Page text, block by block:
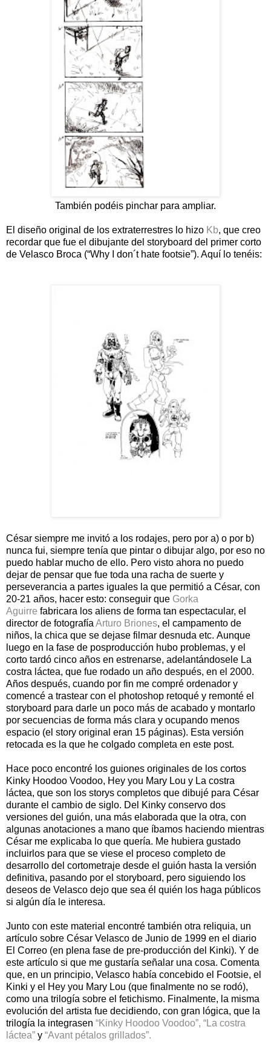
También podéis pinchar para ampliar.
El diseño original de los extraterrestres lo hizo Kb, que creo
recordar que fue el dibujante del storyboard del primer corto
de Velasco Broca (“Why I don´t hate footsie”). Aquí lo tenéis:
César siempre me invitó a los rodajes, pero por a) o por b)
nunca fui, siempre tenía que pintar o dibujar algo, por eso no
puedo hablar mucho de ello. Pero visto ahora no puedo
dejar de pensar que fue toda una racha de suerte y
perseverancia a partes iguales la que permitió a César, con
20-21 años, hacer esto: conseguir que Gorka
Aguirre fabricara los aliens de forma tan espectacular, el
director de fotografía Arturo Briones, el campamento de
niños, la chica que se dejase filmar desnuda etc. Aunque
luego en la fase de posproducción hubo problemas, y el
corto tardó cinco años en estrenarse, adelantándosele La
costra láctea, que fue rodado un año después, en el 2000.
Años después, cuando por fin me compré ordenador y
comencé a trastear con el photoshop retoqué y remonté el
storyboard para darle un poco más de acabado y montarlo
por secuencias de forma más clara y ocupando menos
espacio (el story original eran 15 páginas). Esta versión
retocada es la que he colgado completa en este post.
Hace poco encontré los guiones originales de los cortos
Kinky Hoodoo Voodoo, Hey you Mary Lou y La costra
láctea, que son los storys completos que dibujé para César
durante el cambio de siglo. Del Kinky conservo dos
versiones del guión, una más elaborada que la otra, con
algunas anotaciones a mano que íbamos haciendo mientras
César me explicaba lo que quería. Me hubiera gustado
incluirlos para que se viese el proceso completo de
desarrollo del cortometraje desde el guión hasta la versión
definitiva, pasando por el storyboard, pero siguiendo los
deseos de Velasco dejo que sea él quién los haga públicos
si algún día le interesa.
Junto con este material encontré también otra reliquia, un
artículo sobre César Velasco de Junio de 1999 en el diario
El Correo (en plena fase de pre-producción del Kinki). Y de
este artículo si que me gustaría señalar una cosa. Comenta
que, en un principio, Velasco había concebido el Footsie, el
Kinki y el Hey you Mary Lou (que finalmente no se rodó),
como una trilogía sobre el fetichismo. Finalmente, la misma
evolución del artista fue decidiendo, con gran lógica, que la
trilogía la integrasen “Kinky Hoodoo Voodoo”, “La costra
láctea” y “Avant pétalos grillados”.